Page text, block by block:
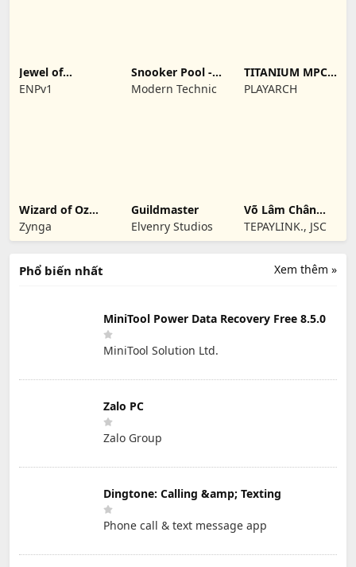
Jewel of
Pantheon
ENPv1
Snooker Pool -
Billiards Game
Modern Technic
TITANIUM MPC -
Beat Maker
Funk
PLAYARCH
Wizard of Oz
Slots Games
Zynga
Guildmaster
Elvenry Studios
Võ Lâm Chân
Mệnh Origin -
TPL
TEPAYLINK., JSC
Xem thêm »
Phổ biến nhất
MiniTool Power Data Recovery Free 8.5.0
MiniTool Solution Ltd.
Zalo PC
Zalo Group
Dingtone: Calling &amp; Texting
Phone call & text message app